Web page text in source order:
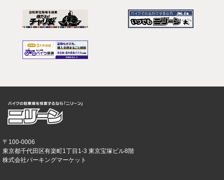
〒100-0006
東京都千代田区有楽町1丁目1-3 東京宝塚ビル8階
株式会社パーキングマーケット